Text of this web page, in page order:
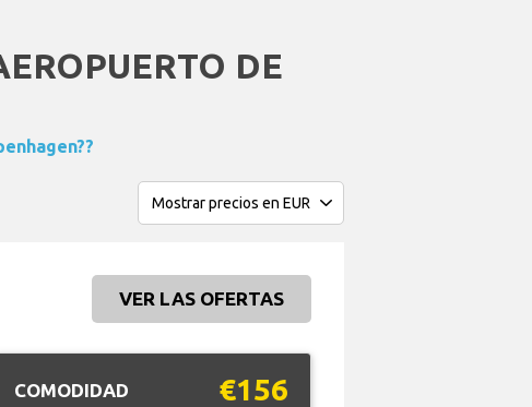
DE
VER LAS OFERTAS
COMODIDAD €156